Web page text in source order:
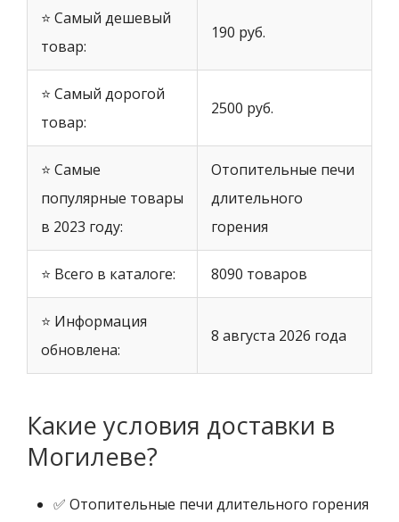
⭐ Самый дешевый
товар:
190 руб.
⭐ Самый дорогой
товар:
2500 руб.
⭐ Самые
популярные товары
в 2023 году:
Отопительные печи
длительного
горения
⭐ Всего в каталоге: 8090 товаров
⭐ Информация
обновлена:
8 августа 2026 года
Какие условия доставки в
Могилеве?
✅ Отопительные печи длительного горения